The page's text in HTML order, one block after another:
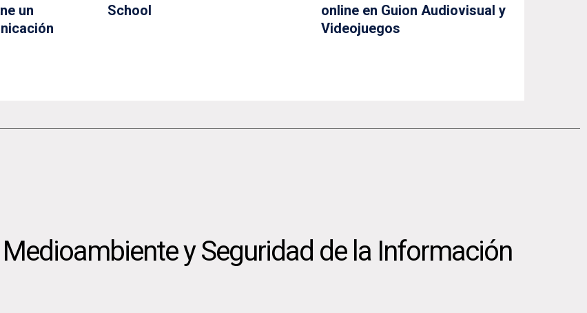
un
School
online en Guion Audiovisual y
Videojuegos
y Seguridad de la Información